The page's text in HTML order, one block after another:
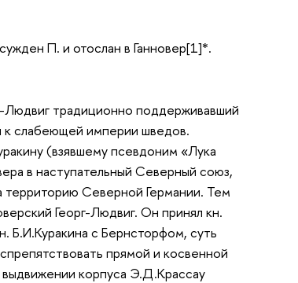
П. и отослан в Ганновер[1]*.
Людвиг традиционно поддерживавший
к слабеющей империи шведов.
(взявшему псевдоним «Лука
в наступательный Северный союз,
территорию Северной Германии. Тем
Георг-Людвиг. Он принял кн.
Б.И.Куракина с Бернсторфом, суть
прямой и косвенной
корпуса Э.Д.Крассау